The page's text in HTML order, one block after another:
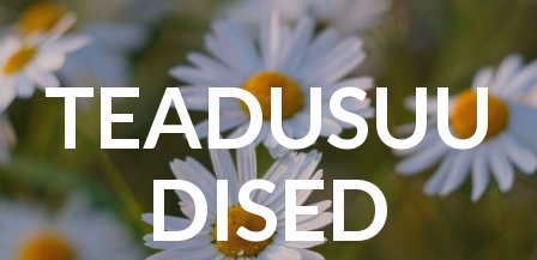
TEADUSUU
DISED